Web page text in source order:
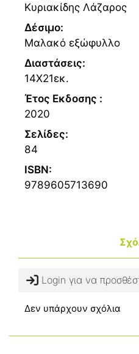
Κυριακίδης Λάζαρος
Δέσιμο:
Μαλακό εξώφυλλο
Διαστάσεις:
14Χ21εκ.
Έτος Εκδοσης :
2020
Σελίδες:
84
ISBN:
9789605713690
Login για να
Δεν υπάρχουν σχόλια